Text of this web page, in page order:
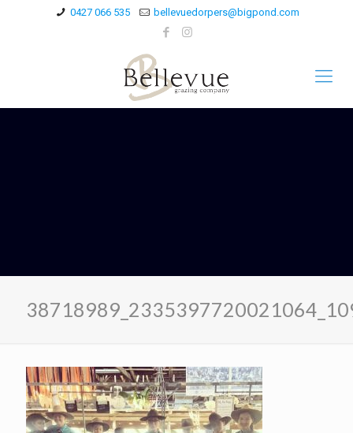
0427 066 535 bellevuedorpers@bigpond.com